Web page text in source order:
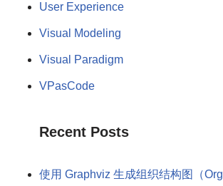
User Experience
Visual Modeling
Visual Paradigm
VPasCode
Recent Posts
使用 Graphviz 生成组织结构图（Org